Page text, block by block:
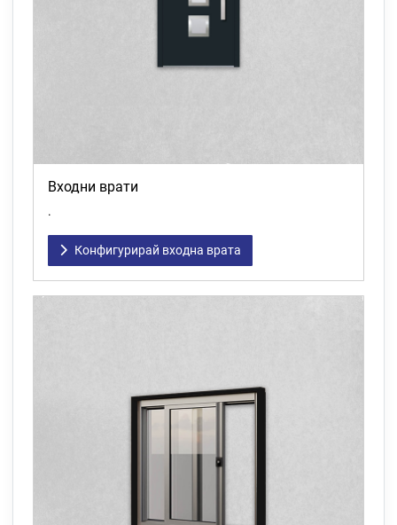
Входни врати
.
Конфигурирай входна врата